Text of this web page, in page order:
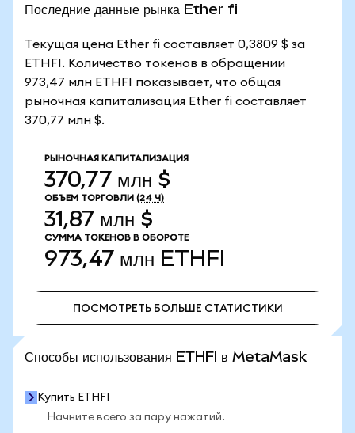
Последние данные рынка Ether fi
Текущая цена Ether fi составляет 0,3809 $ за
ETHFI. Количество токенов в обращении
973,47 млн ETHFI показывает, что общая
рыночная капитализация Ether fi составляет
370,77 млн $.
РЫНОЧНАЯ КАПИТАЛИЗАЦИЯ
370,77 млн $
ОБЪЕМ ТОРГОВЛИ (24 Ч)
31,87 млн $
СУММА ТОКЕНОВ В ОБОРОТЕ
973,47 млн ETHFI
ПОСМОТРЕТЬ БОЛЬШЕ СТАТИСТИКИ
Способы использования ETHFI в MetaMask
Купить ETHFI
Начните всего за пару нажатий.